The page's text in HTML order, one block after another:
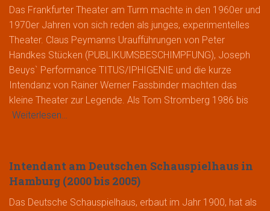
Das Frankfurter Theater am Turm machte in den 1960er und
1970er Jahren von sich reden als junges, experimentelles
Theater. Claus Peymanns Uraufführungen von Peter
Handkes Stücken (PUBLIKUMSBESCHIMPFUNG), Joseph
Beuys` Performance TITUS/IPHIGENIE und die kurze
Intendanz von Rainer Werner Fassbinder machten das
kleine Theater zur Legende. Als Tom Stromberg 1986 bis
Weiterlesen…
Intendant am Deutschen Schauspielhaus in
Hamburg (2000 bis 2005)
Das Deutsche Schauspielhaus, erbaut im Jahr 1900, hat als